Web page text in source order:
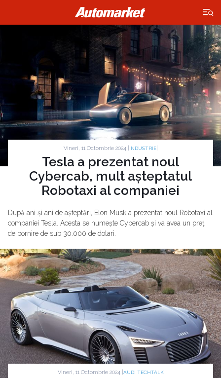
×
Vineri, 11 Octombrie 2024 | INDUSTRIE|
Tesla a prezentat noul
Cybercab, mult așteptatul
Robotaxi al companiei
După ani și ani de așteptări, Elon Musk a prezentat noul Robotaxi al
companiei Tesla. Acesta se numește Cybercab și va avea un preț
de pornire de sub 30.000 de dolari.
Vineri, 11 Octombrie 2024 | AUDI TECHTALK